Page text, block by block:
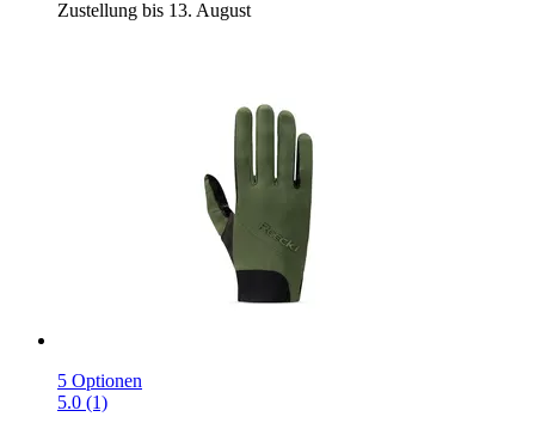
Zustellung bis 13. August
5 Optionen
5.0 (1)